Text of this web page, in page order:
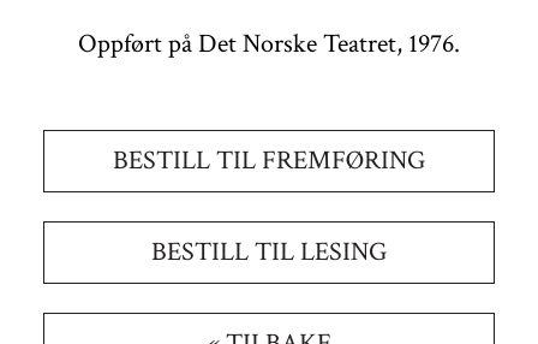
Oppført på Det Norske Teatret, 1976.
BESTILL TIL LESING
BESTILL TIL FREMFØRING